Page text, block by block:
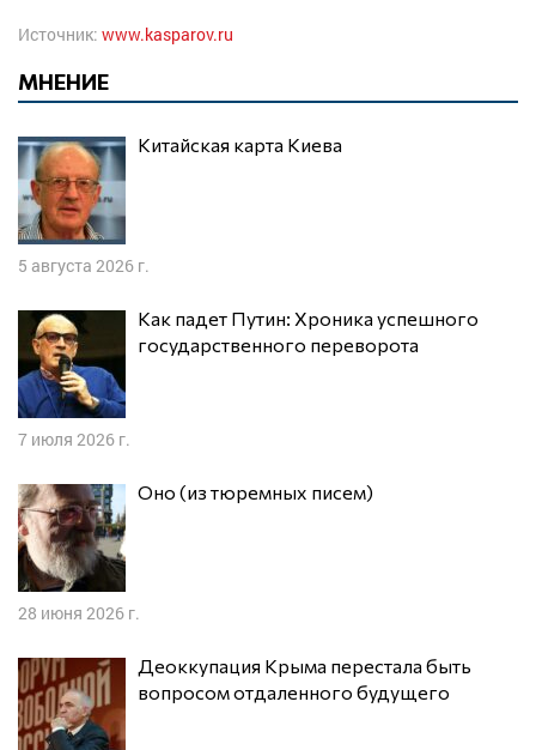
Источник: www.kasparov.ru
МНЕНИЕ
Китайская карта Киева
5 августа 2026 г.
Как падет Путин: Хроника успешного
государственного переворота
7 июля 2026 г.
Оно (из тюремных писем)
28 июня 2026 г.
Деоккупация Крыма перестала быть
вопросом отдаленного будущего